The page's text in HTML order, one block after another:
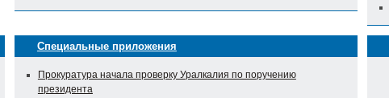
Специальные приложения
Прокуратура начала проверку Уралкалия по поручению
президента